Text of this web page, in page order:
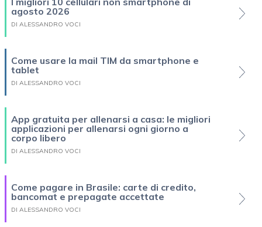
agosto 2026
DI ALESSANDRO VOCI
Come usare la mail TIM da smartphone e
tablet
DI ALESSANDRO VOCI
App gratuita per allenarsi a casa: le migliori
applicazioni per allenarsi ogni giorno a
corpo libero
DI ALESSANDRO VOCI
Come pagare in Brasile: carte di credito,
bancomat e prepagate accettate
DI ALESSANDRO VOCI